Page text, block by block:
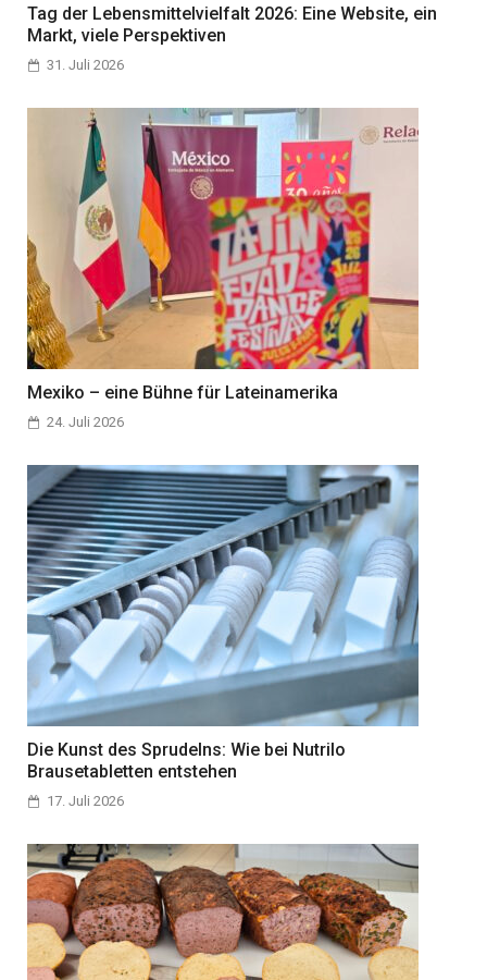
Tag der Lebensmittelvielfalt 2026: Eine Website, ein
Markt, viele Perspektiven
31. Juli 2026
Mexiko – eine Bühne für Lateinamerika
24. Juli 2026
Die Kunst des Sprudelns: Wie bei Nutrilo
Brausetabletten entstehen
17. Juli 2026